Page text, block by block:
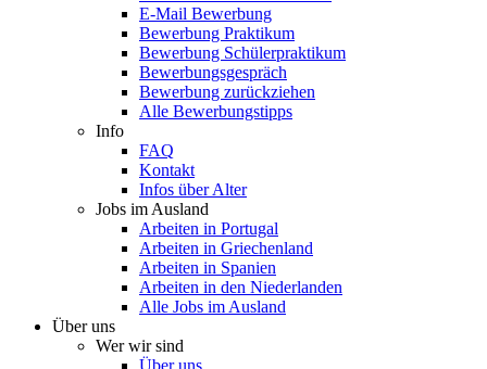
E-Mail Bewerbung
Bewerbung Praktikum
Bewerbung Schülerpraktikum
Bewerbungsgespräch
Bewerbung zurückziehen
Alle Bewerbungstipps
Info
FAQ
Kontakt
Infos über Alter
Jobs im Ausland
Arbeiten in Portugal
Arbeiten in Griechenland
Arbeiten in Spanien
Arbeiten in den Niederlanden
Alle Jobs im Ausland
Über uns
Wer wir sind
Über uns